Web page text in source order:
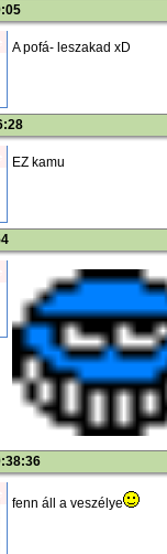
A pofá- leszakad xD
EZ kamu
fenn áll a veszélye